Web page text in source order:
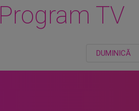
Program TV
DUMINICĂ